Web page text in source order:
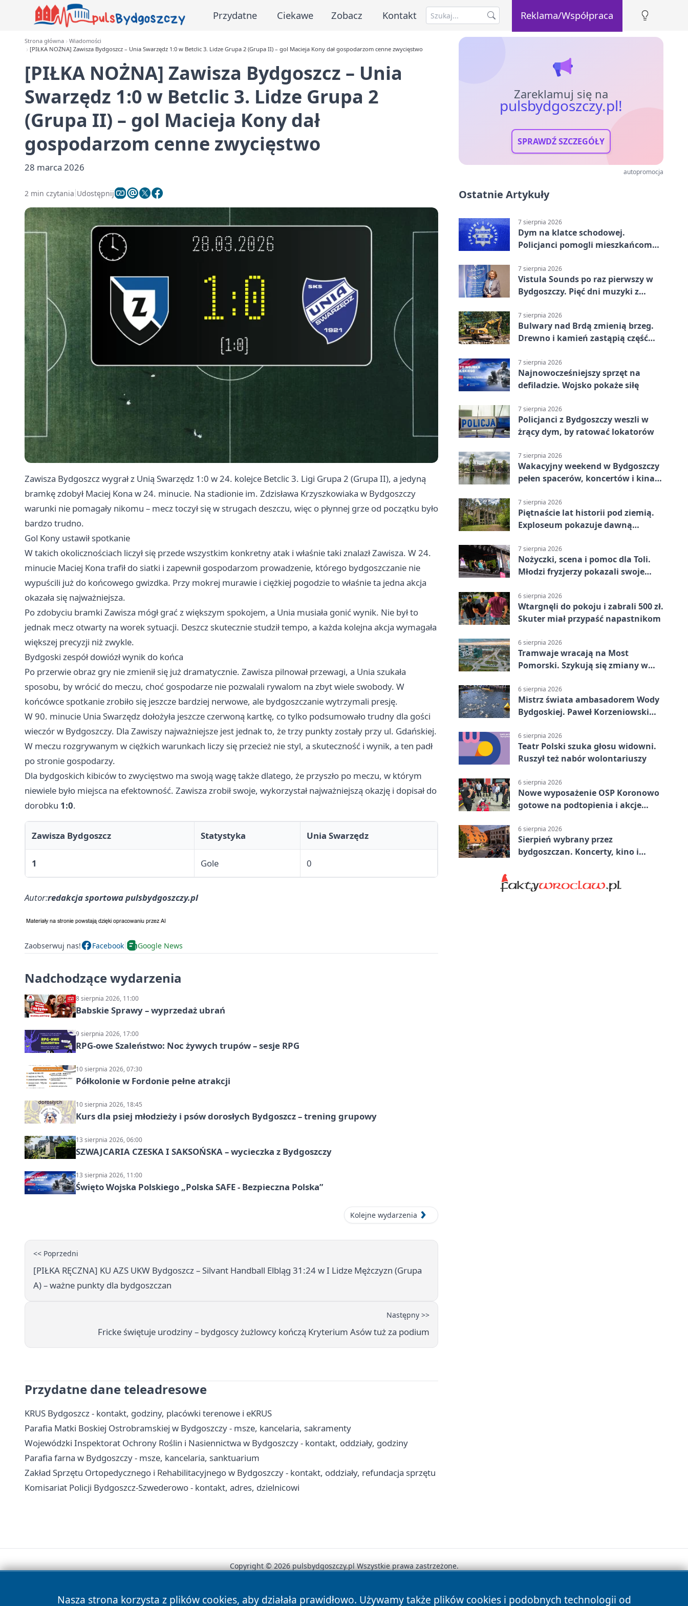
Przydatne Ciekawe Zobacz Kontakt Reklama/Współpraca
Strona główna
Wiadomości
[PIŁKA NOŻNA] Zawisza Bydgoszcz – Unia Swarzędz 1:0 w Betclic 3. Lidze Grupa 2 (Grupa II) – gol Macieja Kony dał gospodarzom cenne zwycięstwo
[PIŁKA NOŻNA] Zawisza Bydgoszcz – Unia
Swarzędz 1:0 w Betclic 3. Lidze Grupa 2
(Grupa II) – gol Macieja Kony dał
gospodarzom cenne zwycięstwo
28 marca 2026
2 min czytania Udostępnij
Zawisza Bydgoszcz wygrał z Unią Swarzędz 1:0 w 24. kolejce Betclic 3. Ligi Grupa 2 (Grupa II), a jedyną
bramkę zdobył Maciej Kona w 24. minucie. Na stadionie im. Zdzisława Krzyszkowiaka w Bydgoszczy
warunki nie pomagały nikomu – mecz toczył się w strugach deszczu, więc o płynnej grze od początku było
bardzo trudno.
Gol Kony ustawił spotkanie
W takich okolicznościach liczył się przede wszystkim konkretny atak i właśnie taki znalazł Zawisza. W 24.
minucie Maciej Kona trafił do siatki i zapewnił gospodarzom prowadzenie, którego bydgoszczanie nie
wypuścili już do końcowego gwizdka. Przy mokrej murawie i ciężkiej pogodzie to właśnie ta jedna akcja
okazała się najważniejsza.
Po zdobyciu bramki Zawisza mógł grać z większym spokojem, a Unia musiała gonić wynik. Nie był to
jednak mecz otwarty na worek sytuacji. Deszcz skutecznie studził tempo, a każda kolejna akcja wymagała
większej precyzji niż zwykle.
Bydgoski zespół dowiózł wynik do końca
Po przerwie obraz gry nie zmienił się już dramatycznie. Zawisza pilnował przewagi, a Unia szukała
sposobu, by wrócić do meczu, choć gospodarze nie pozwalali rywalom na zbyt wiele swobody. W
końcówce spotkanie zrobiło się jeszcze bardziej nerwowe, ale bydgoszczanie wytrzymali presję.
W 90. minucie Unia Swarzędz dołożyła jeszcze czerwoną kartkę, co tylko podsumowało trudny dla gości
wieczór w Bydgoszczy. Dla Zawiszy najważniejsze jest jednak to, że trzy punkty zostały przy ul. Gdańskiej.
W meczu rozgrywanym w ciężkich warunkach liczy się przecież nie styl, a skuteczność i wynik, a ten padł
po stronie gospodarzy.
Dla bydgoskich kibiców to zwycięstwo ma swoją wagę także dlatego, że przyszło po meczu, w którym
niewiele było miejsca na efektowność. Zawisza zrobił swoje, wykorzystał najważniejszą okazję i dopisał do
dorobku 1:0.
Zawisza Bydgoszcz Statystyka Unia Swarzędz
1 Gole 0
Autor:redakcja sportowa pulsbydgoszczy.pl
Zaobserwuj nas! Facebook Google News
Nadchodzące wydarzenia
8 sierpnia 2026, 11:00
Babskie Sprawy – wyprzedaż ubrań
9 sierpnia 2026, 17:00
RPG-owe Szaleństwo: Noc żywych trupów – sesje RPG
10 sierpnia 2026, 07:30
Półkolonie w Fordonie pełne atrakcji
10 sierpnia 2026, 18:45
Kurs dla psiej młodzieży i psów dorosłych Bydgoszcz – trening grupowy
13 sierpnia 2026, 06:00
SZWAJCARIA CZESKA I SAKSOŃSKA – wycieczka z Bydgoszczy
13 sierpnia 2026, 11:00
Święto Wojska Polskiego „Polska SAFE - Bezpieczna Polska”
Kolejne wydarzenia
<< Poprzedni
[PIŁKA RĘCZNA] KU AZS UKW Bydgoszcz – Silvant Handball Elbląg 31:24 w I Lidze Mężczyzn (Grupa
A) – ważne punkty dla bydgoszczan
Następny >>
Fricke świętuje urodziny – bydgoscy żużlowcy kończą Kryterium Asów tuż za podium
Przydatne dane teleadresowe
KRUS Bydgoszcz - kontakt, godziny, placówki terenowe i eKRUS
Parafia Matki Boskiej Ostrobramskiej w Bydgoszczy - msze, kancelaria, sakramenty
Wojewódzki Inspektorat Ochrony Roślin i Nasiennictwa w Bydgoszczy - kontakt, oddziały, godziny
Parafia farna w Bydgoszczy - msze, kancelaria, sanktuarium
Zakład Sprzętu Ortopedycznego i Rehabilitacyjnego w Bydgoszczy - kontakt, oddziały, refundacja sprzętu
Komisariat Policji Bydgoszcz-Szwederowo - kontakt, adres, dzielnicowi
Zareklamuj się na
pulsbydgoszczy.pl!
SPRAWDŹ SZCZEGÓŁY
autopromocja
Ostatnie Artykuły
7 sierpnia 2026
Dym na klatce schodowej.
Policjanci pomogli mieszkańcom
7 sierpnia 2026
Vistula Sounds po raz pierwszy w
Bydgoszczy. Pięć dni muzyki z
7 sierpnia 2026
Bulwary nad Brdą zmienią brzeg.
Drewno i kamień zastąpią część
7 sierpnia 2026
Najnowocześniejszy sprzęt na
defiladzie. Wojsko pokaże siłę
7 sierpnia 2026
Policjanci z Bydgoszczy weszli w
żrący dym, by ratować lokatorów
7 sierpnia 2026
Wakacyjny weekend w Bydgoszczy
pełen spacerów, koncertów i kina
7 sierpnia 2026
Piętnaście lat historii pod ziemią.
Exploseum pokazuje dawną
7 sierpnia 2026
Nożyczki, scena i pomoc dla Toli.
Młodzi fryzjerzy pokazali swoje
6 sierpnia 2026
Wtargnęli do pokoju i zabrali 500 zł.
Skuter miał przypaść napastnikom
6 sierpnia 2026
Tramwaje wracają na Most
Pomorski. Szykują się zmiany w
6 sierpnia 2026
Mistrz świata ambasadorem Wody
Bydgoskiej. Paweł Korzeniowski
6 sierpnia 2026
Teatr Polski szuka głosu widowni.
Ruszył też nabór wolontariuszy
6 sierpnia 2026
Nowe wyposażenie OSP Koronowo
gotowe na podtopienia i akcje
6 sierpnia 2026
Sierpień wybrany przez
bydgoszczan. Koncerty, kino i
Nasza strona korzysta z plików cookies, aby działała prawidłowo. Używamy także plików cookies i podobnych technologii od
Copyright © 2026 pulsbydgoszczy.pl Wszystkie prawa zastrzeżone.
News Autorzy Polityka Prywatności Polityka Cookies